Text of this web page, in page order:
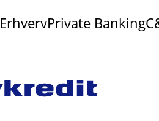
ErhvervPrivate Banking